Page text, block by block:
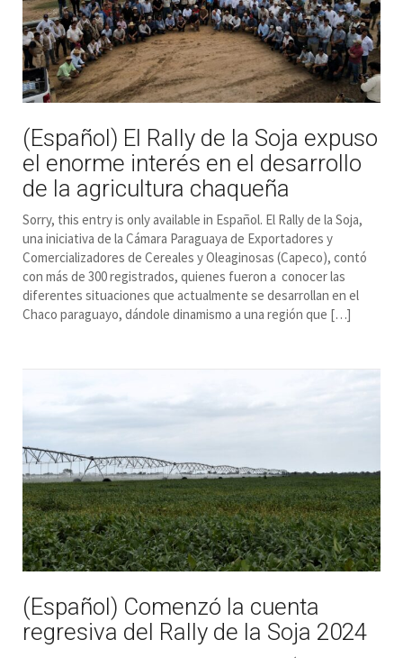
(Español) El Rally de la Soja expuso
el enorme interés en el desarrollo
de la agricultura chaqueña
Sorry, this entry is only available in Español. El Rally de la Soja,
una iniciativa de la Cámara Paraguaya de Exportadores y
Comercializadores de Cereales y Oleaginosas (Capeco), contó
con más de 300 registrados, quienes fueron a conocer las
diferentes situaciones que actualmente se desarrollan en el
Chaco paraguayo, dándole dinamismo a una región que […]
(Español) Comenzó la cuenta
regresiva del Rally de la Soja 2024